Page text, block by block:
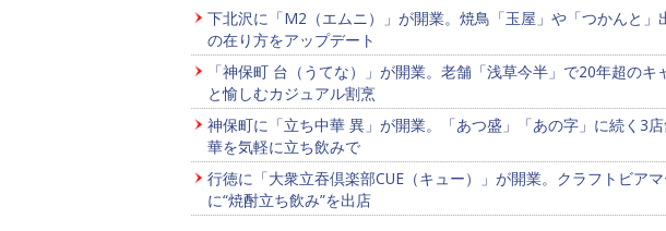
下北沢に「M2（エムニ）」が開業。焼鳥「玉屋」や「つかんと
の在り方をアップデート
「神保町 台（うてな）」が開業。老舗「浅草今半」で20年超の
と愉しむカジュアル割烹
神保町に「立ち中華 異」が開業。「あつ盛」「あの字」に続く3
華を気軽に立ち飲みで
行徳に「大衆立吞倶楽部CUE（キュー）」が開業。クラフトビア
に“焼酎立ち飲み”を出店